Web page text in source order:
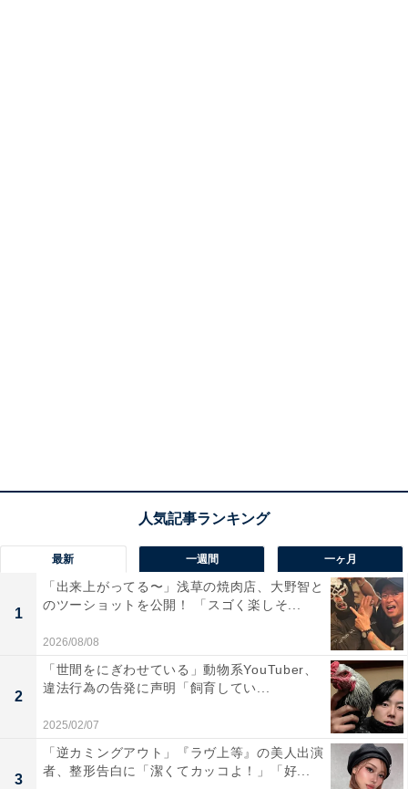
最新 一週間 一ヶ月
1
「出来上がってる〜」浅草の焼肉店、大野智と
のツーショットを公開！ 「スゴく楽しそ...
2026/08/08
2
「世間をにぎわせている」動物系YouTuber、
違法行為の告発に声明「飼育してい...
2025/02/07
3
「逆カミングアウト」『ラヴ上等』の美人出演
者、整形告白に「潔くてカッコよ！」「好...